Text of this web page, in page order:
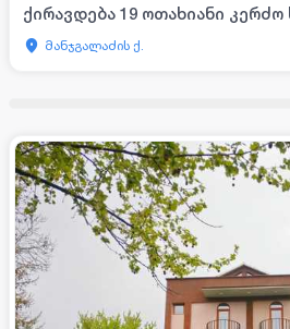
ქირავდება 19 ოთახიანი
მანჯგალაძის ქ.